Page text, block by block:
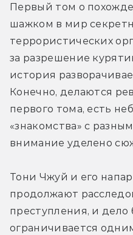
Первый том о
шажком в мир
террористических
за разрешение
история
Конечно, делаются
первого тома, есть
«знакомства» с
внимание уделено
Тони Чжуй и его
продолжают
преступления, и дело
ограничивается